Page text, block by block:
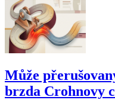
Může
brzda Crohnovy